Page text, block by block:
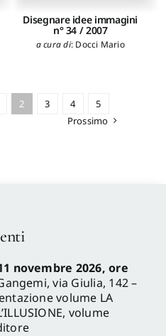
Disegnare idee immagini
n° 34 / 2007
a cura di: Docci Mario
2 3 4
5
Prossimo
novembre 2026, ore
via Giulia, 142 –
volume LA
volume